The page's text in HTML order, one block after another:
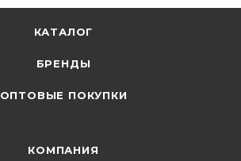
КАТАЛОГ
БРЕНДЫ
ОПТОВЫЕ ПОКУПКИ
КОМПАНИЯ